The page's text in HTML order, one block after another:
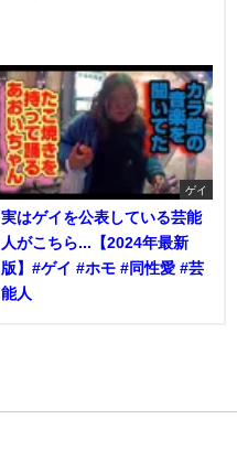
ゲイ
実はゲイを公表している芸能
人がこちら...【2024年最新
版】#ゲイ #ホモ #同性愛 #芸
能人